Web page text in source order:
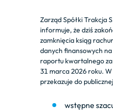
Zarząd Spółki Trakcja
informuje, że dziś
zamknięcia ksiąg
danych finansowych
raportu kwartalnego
31 marca 2026 roku. W
przekazuje do
wstępne